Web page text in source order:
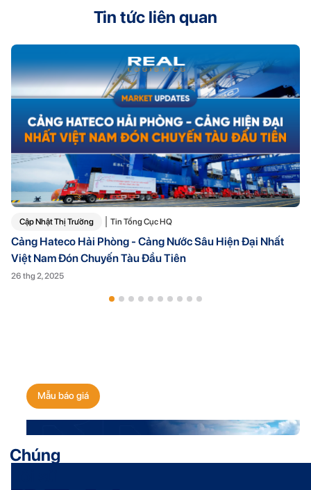
Tin tức liên quan
Cập Nhật Thị Trường Tin Tổng Cục HQ
Cảng Hateco Hải Phòng - Cảng Nước Sâu Hiện Đại Nhất
Việt Nam Đón Chuyến Tàu Đầu Tiên
26 thg 2, 2025
Mẫu báo giá
Chúng